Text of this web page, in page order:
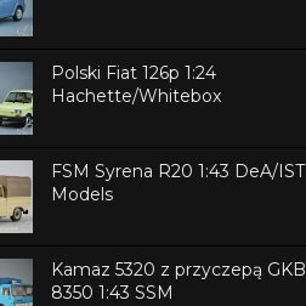
Polski Fiat 126p 1:24
Hachette/Whitebox
FSM Syrena R20 1:43 DeA/IST
Models
Kamaz 5320 z przyczepą GKB
8350 1:43 SSM